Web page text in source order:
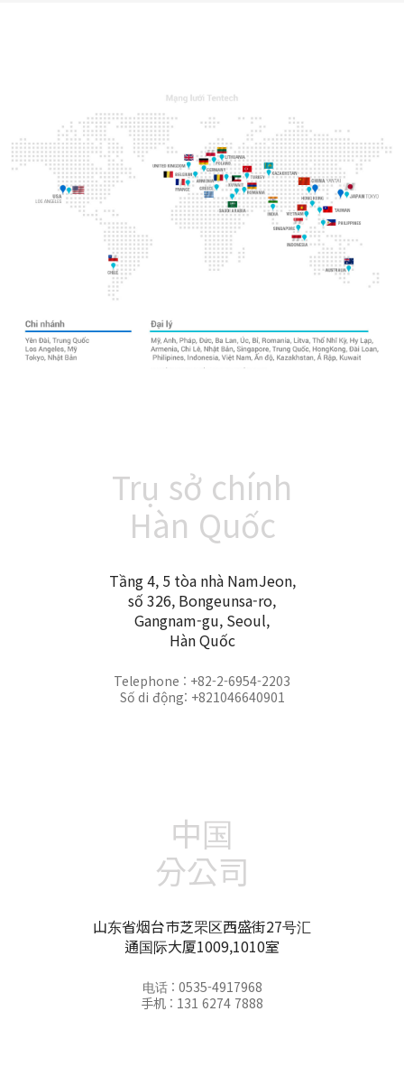
Trụ sở chính
Hàn Quốc
Tầng 4, 5 tòa nhà NamJeon,
số 326, Bongeunsa-ro,
Gangnam-gu, Seoul,
Hàn Quốc
Telephone : +82-2-6954-2203
Số di động: +821046640901
中国
分公司
山东省烟台市芝罘区西盛街27号汇
通国际大厦1009,1010室
电话 : 0535-4917968
手机 : 131 6274 7888